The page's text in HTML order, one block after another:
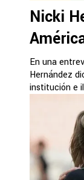
Nicki
En una
Hernández
institución e